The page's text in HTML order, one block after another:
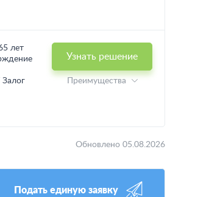
лет
Залог
Узнать решение
Преимущества
Обновлено 05.08.2026
Подать единую заявку